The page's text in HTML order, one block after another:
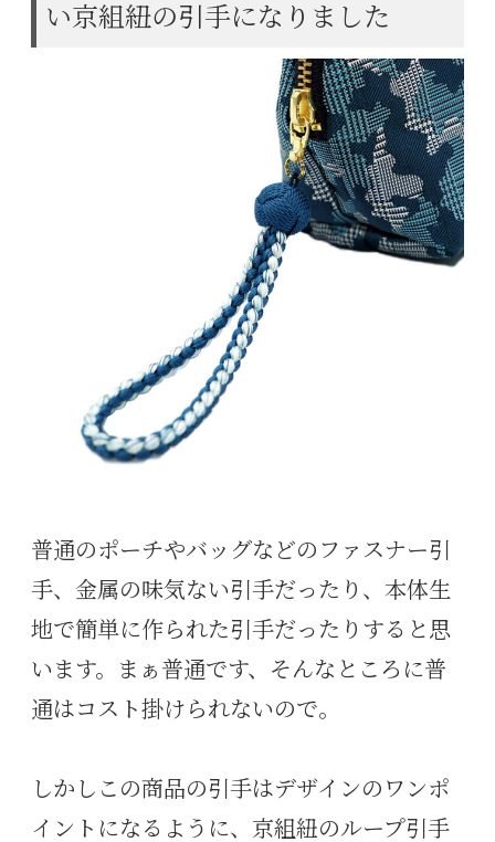
い京組紐の引手になりました
普通のポーチやバッグなどのファスナー引
手、金属の味気ない引手だったり、本体生
地で簡単に作られた引手だったりすると思
います。まぁ普通です、そんなところに普
通はコスト掛けられないので。
しかしこの商品の引手はデザインのワンポ
イントになるように、京組紐のループ引手